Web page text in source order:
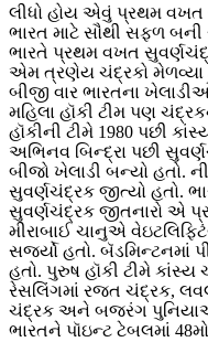
લીધો હોય એવું પ્રથમ
ભારત માટે સૌથી સફળ બની
ભારતે પ્રથમ વખત
એમ ત્રણેય ચંદ્રકો મેળવ્યા
બીજી વાર ભારતના
મહિલા હૉકી ટીમ પણ
હૉકીની ટીમે 1980 પછી
અભિનવ બિન્દ્રા પછી
બીજો ખેલાડી બન્યો હતો.
સુવર્ણચંદ્રક જીત્યો હતો.
સુવર્ણચંદ્રક જીતનારો એ
મીરાબાઈ ચાનુએ
સર્જ્યો હતો. બૅડમિન્ટનમાં
હતો. પુરુષ હૉકી ટીમે કાંસ્ય
રેસલિંગમાં રજત ચંદ્રક,
ચંદ્રક અને બજરંગ
ભારતને પૉઇન્ટ ટેબલમાં